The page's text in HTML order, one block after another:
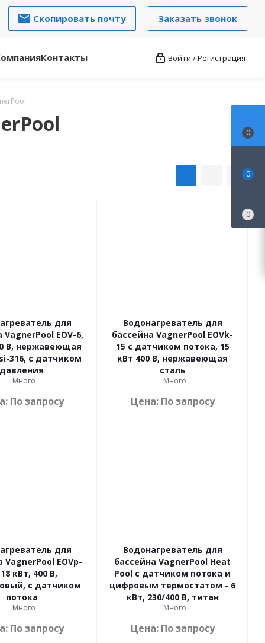
Скопировать почту Заказать звонок
Контакты Войти / Регистрация
для
VagnerPool EOV-6,
В, нержавеющая
316, с датчиком
давления
Много
По запросу
Водонагреватель для
бассейна VagnerPool EOVk-
15 с датчиком потока, 15
кВт 400 В, нержавеющая
сталь
Много
Цена: По запросу
для
VagnerPool EOVp-
кВт, 400 В,
с датчиком
потока
Много
По запросу
Водонагреватель для
бассейна VagnerPool Heat
Pool с датчиком потока и
цифровым термостатом - 6
кВт, 230/400 В, титан
Много
Цена: По запросу
0
0
0